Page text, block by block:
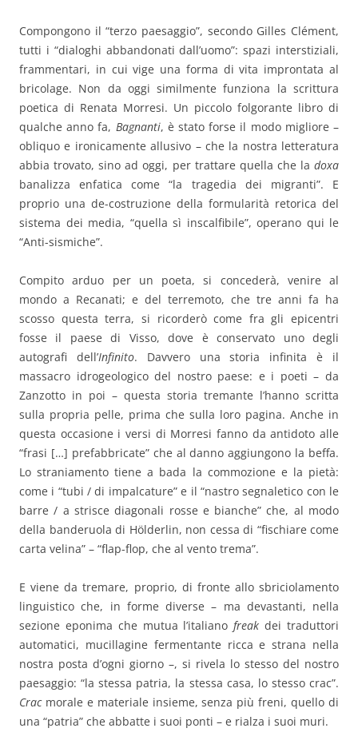
Compongono il “terzo paesaggio”, secondo Gilles Clément,
tutti i “dialoghi abbandonati dall’uomo”: spazi interstiziali,
frammentari, in cui vige una forma di vita improntata al
bricolage. Non da oggi similmente funziona la scrittura
poetica di Renata Morresi. Un piccolo folgorante libro di
qualche anno fa, Bagnanti, è stato forse il modo migliore –
obliquo e ironicamente allusivo – che la nostra letteratura
abbia trovato, sino ad oggi, per trattare quella che la doxa
banalizza enfatica come “la tragedia dei migranti”. E
proprio una de-costruzione della formularità retorica del
sistema dei media, “quella sì inscalfibile”, operano qui le
“Anti-sismiche”.
Compito arduo per un poeta, si concederà, venire al
mondo a Recanati; e del terremoto, che tre anni fa ha
scosso questa terra, si ricorderò come fra gli epicentri
fosse il paese di Visso, dove è conservato uno degli
autografi dell’Infinito. Davvero una storia infinita è il
massacro idrogeologico del nostro paese: e i poeti – da
Zanzotto in poi – questa storia tremante l’hanno scritta
sulla propria pelle, prima che sulla loro pagina. Anche in
questa occasione i versi di Morresi fanno da antidoto alle
“frasi […] prefabbricate” che al danno aggiungono la beffa.
Lo straniamento tiene a bada la commozione e la pietà:
come i “tubi / di impalcature” e il “nastro segnaletico con le
barre / a strisce diagonali rosse e bianche” che, al modo
della banderuola di Hölderlin, non cessa di “fischiare come
carta velina” – “flap-flop, che al vento trema”.
E viene da tremare, proprio, di fronte allo sbriciolamento
linguistico che, in forme diverse – ma devastanti, nella
sezione eponima che mutua l’italianofreak dei traduttori
automatici, mucillagine fermentante ricca e strana nella
nostra posta d’ogni giorno –, si rivela lo stesso del nostro
paesaggio: “la stessa patria, la stessa casa, lo stesso crac”.
Cracmorale e materiale insieme, senza più freni, quello di
una “patria” che abbatte i suoi ponti – e rialza i suoi muri.